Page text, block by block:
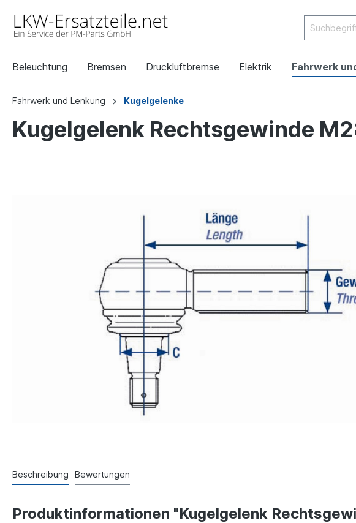
Beleuchtung Bremsen Druckluftbremse Elektrik Fahrwerk
Fahrwerk und Lenkung Kugelgelenke
Kugelgelenk Rechtsgewinde
Beschreibung Bewertungen
Produktinformationen "Kugelgelenk